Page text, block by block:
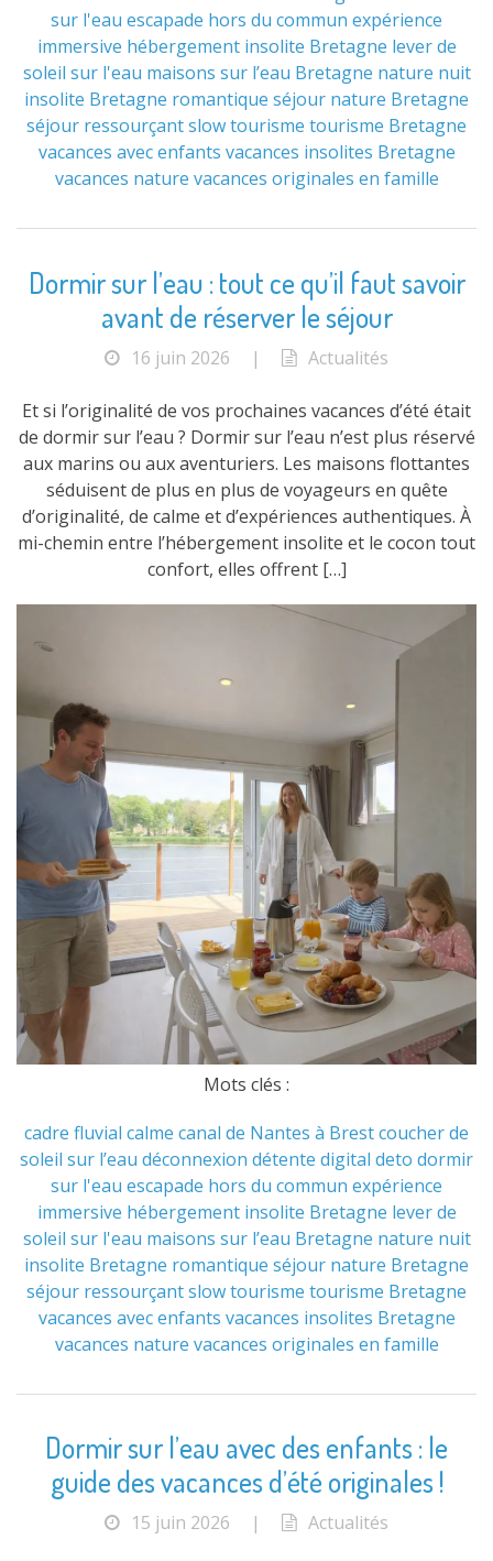
sur l'eau escapade hors du commun expérience
immersive hébergement insolite Bretagne lever de
soleil sur l'eau maisons sur l’eau Bretagne nature nuit
insolite Bretagne romantique séjour nature Bretagne
séjour ressourçantslow tourisme tourisme Bretagne
vacances avec enfants vacances insolites Bretagne
vacances nature vacances originales en famille
Dormir sur l’eau : tout ce qu’il faut savoir
avant de réserver le séjour
16 juin 2026 | Actualités
Et si l’originalité de vos prochaines vacances d’été était
de dormir sur l’eau ? Dormir sur l’eau n’est plus réservé
aux marins ou aux aventuriers. Les maisons flottantes
séduisent de plus en plus de voyageurs en quête
d’originalité, de calme et d’expériences authentiques. À
mi-chemin entre l’hébergement insolite et le cocon tout
confort, elles offrent […]
Mots clés :
cadre fluvial calme canal de Nantes à Brestcoucher de
soleil sur l’eau déconnexion détente digital deto dormir
sur l'eau escapade hors du commun expérience
immersive hébergement insolite Bretagne lever de
soleil sur l'eau maisons sur l’eau Bretagne nature nuit
insolite Bretagne romantique séjour nature Bretagne
séjour ressourçantslow tourisme tourisme Bretagne
vacances avec enfants vacances insolites Bretagne
vacances nature vacances originales en famille
Dormir sur l’eau avec des enfants : le
guide des vacances d’été originales !
15 juin 2026 | Actualités